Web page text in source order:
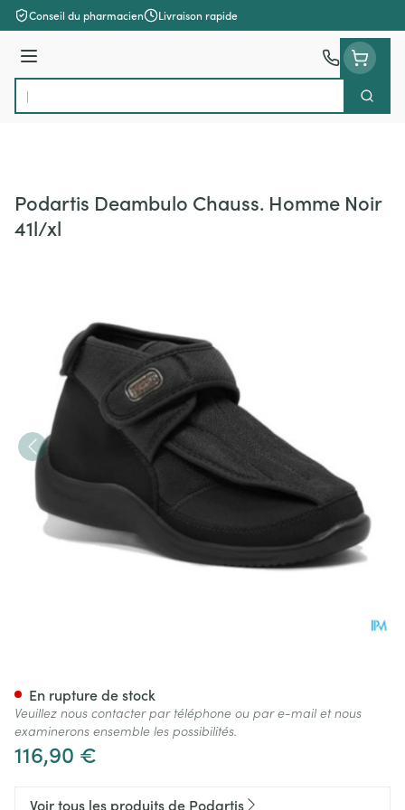
Aller au contenu
Conseil du pharmacien Livraison rapide
Menu
Rechercher
Podartis Deambulo Chauss. Homme Noir
41l/xl
116,90 €
En rupture de stock
Veuillez nous contacter par téléphone ou par e-mail et nous
examinerons ensemble les possibilités.
Voir tous les produits de Podartis